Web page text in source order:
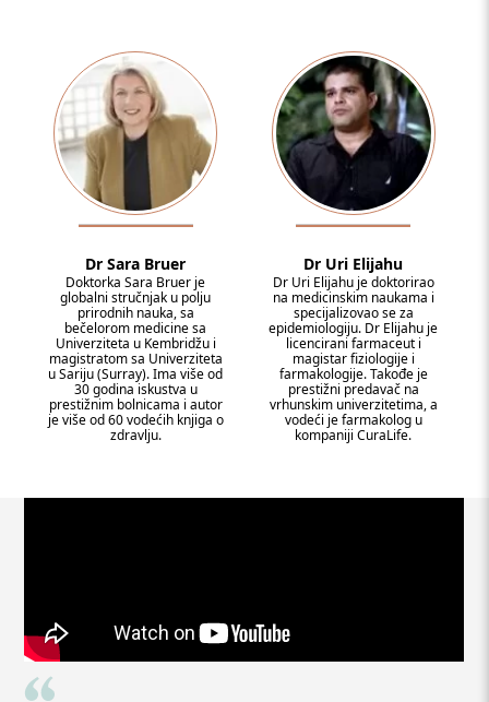
Dr Sara Bruer
Doktorka Sara Bruer je
globalni stručnjak u polju
prirodnih nauka, sa
bečelorom medicine sa
Univerziteta u Kembridžu i
magistratom sa Univerziteta
u Sariju (Surray). Ima više od
30 godina iskustva u
prestižnim bolnicama i autor
je više od 60 vodećih knjiga o
zdravlju.
Dr Uri Elijahu
Dr Uri Elijahu je doktorirao
na medicinskim naukama i
specijalizovao se za
epidemiologiju. Dr Elijahu je
licencirani farmaceut i
magistar fiziologije i
farmakologije. Takođe je
prestižni predavač na
vrhunskim univerzitetima, a
vodeći je farmakolog u
kompaniji CuraLife.